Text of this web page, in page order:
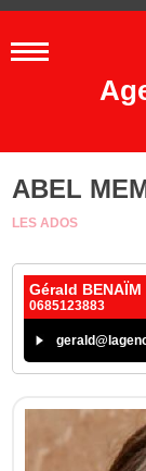
ABEL
LES ADOS
Gérald BENAÏM
0685123883